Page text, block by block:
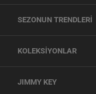
SEZONUN TRENDLERİ
KOLEKSİYONLAR
JIMMY KEY